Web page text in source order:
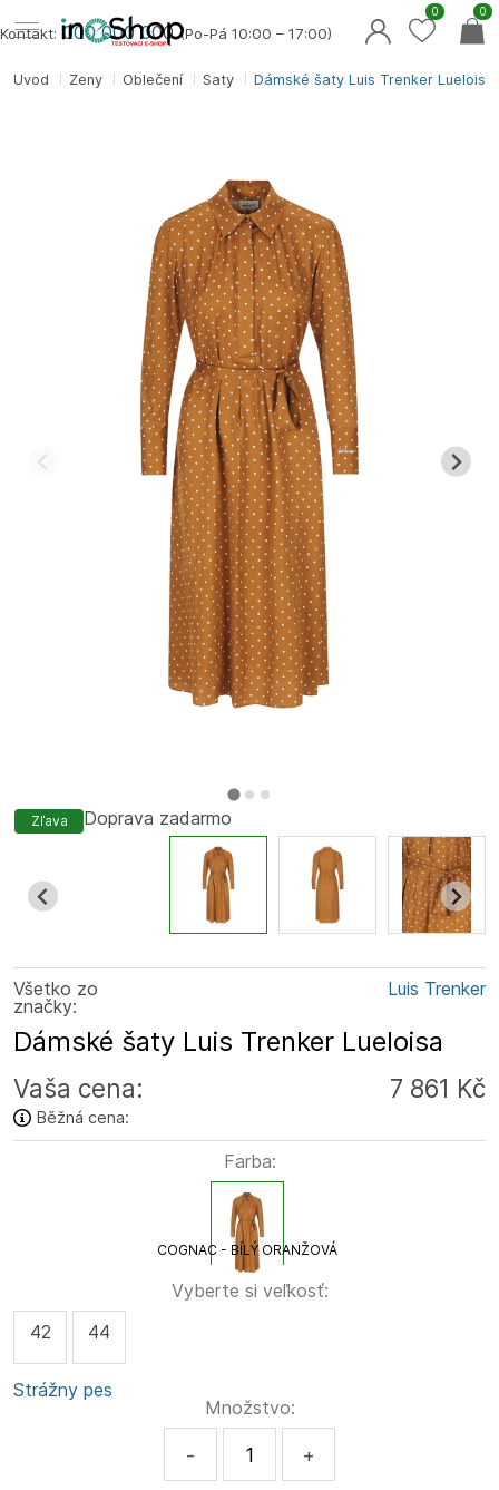
Úvod Ženy Oblečení Šaty Dámské šaty Luis Trenker Lueloisa
Zľava
Všetko zo
značky:
Luis Trenker
Dámské šaty Luis Trenker Lueloisa
Vaša cena: 7 861 Kč
Běžná cena:
Farba:
COGNAC - BÍLÝ ORANŽOVÁ
Vyberte si veľkosť:
42
44
Strážny pes
Množstvo:
- +
Doprava zadarmo
Kontakt: 000 000 000(Po-Pá 10:00 – 17:00)
0
0